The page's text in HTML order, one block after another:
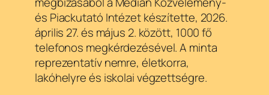
és Piackutató Intézet készítette, 2026.
április 27. és május 2. között, 1000 fő
telefonos megkérdezésével. A minta
reprezentatív nemre, életkorra,
lakóhelyre és iskolai végzettségre.